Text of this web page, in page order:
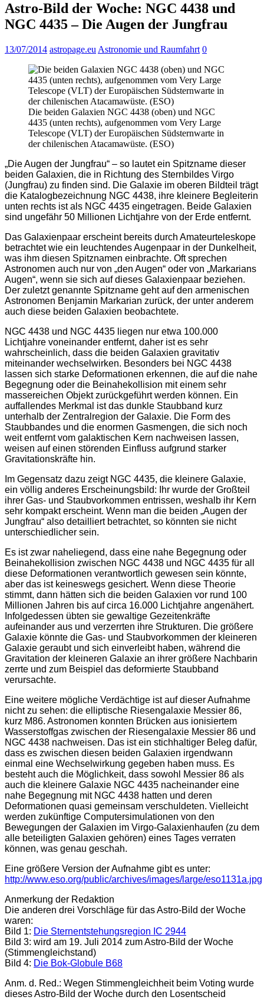
Astro-Bild der Woche: NGC 4438 und
NGC 4435 – Die Augen der Jungfrau
13/07/2014 astropage.eu Astronomie und Raumfahrt 0
Die beiden Galaxien NGC 4438 (oben) und NGC
4435 (unten rechts), aufgenommen vom Very Large
Telescope (VLT) der Europäischen Südsternwarte in
der chilenischen Atacamawüste. (ESO)
„Die Augen der Jungfrau“ – so lautet ein Spitzname dieser
beiden Galaxien, die in Richtung des Sternbildes Virgo
(Jungfrau) zu finden sind. Die Galaxie im oberen Bildteil trägt
die Katalogbezeichnung NGC 4438, ihre kleinere Begleiterin
unten rechts ist als NGC 4435 eingetragen. Beide Galaxien
sind ungefähr 50 Millionen Lichtjahre von der Erde entfernt.
Das Galaxienpaar erscheint bereits durch Amateurteleskope
betrachtet wie ein leuchtendes Augenpaar in der Dunkelheit,
was ihm diesen Spitznamen einbrachte. Oft sprechen
Astronomen auch nur von „den Augen“ oder von „Markarians
Augen“, wenn sie sich auf dieses Galaxienpaar beziehen.
Der zuletzt genannte Spitzname geht auf den armenischen
Astronomen Benjamin Markarian zurück, der unter anderem
auch diese beiden Galaxien beobachtete.
NGC 4438 und NGC 4435 liegen nur etwa 100.000
Lichtjahre voneinander entfernt, daher ist es sehr
wahrscheinlich, dass die beiden Galaxien gravitativ
miteinander wechselwirken. Besonders bei NGC 4438
lassen sich starke Deformationen erkennen, die auf die nahe
Begegnung oder die Beinahekollision mit einem sehr
massereichen Objekt zurückgeführt werden können. Ein
auffallendes Merkmal ist das dunkle Staubband kurz
unterhalb der Zentralregion der Galaxie. Die Form des
Staubbandes und die enormen Gasmengen, die sich noch
weit entfernt vom galaktischen Kern nachweisen lassen,
weisen auf einen störenden Einfluss aufgrund starker
Gravitationskräfte hin.
Im Gegensatz dazu zeigt NGC 4435, die kleinere Galaxie,
ein völlig anderes Erscheinungsbild: Ihr wurde der Großteil
ihrer Gas- und Staubvorkommen entrissen, weshalb ihr Kern
sehr kompakt erscheint. Wenn man die beiden „Augen der
Jungfrau“ also detailliert betrachtet, so könnten sie nicht
unterschiedlicher sein.
Es ist zwar naheliegend, dass eine nahe Begegnung oder
Beinahekollision zwischen NGC 4438 und NGC 4435 für all
diese Deformationen verantwortlich gewesen sein könnte,
aber das ist keineswegs gesichert. Wenn diese Theorie
stimmt, dann hätten sich die beiden Galaxien vor rund 100
Millionen Jahren bis auf circa 16.000 Lichtjahre angenähert.
Infolgedessen übten sie gewaltige Gezeitenkräfte
aufeinander aus und verzerrten ihre Strukturen. Die größere
Galaxie könnte die Gas- und Staubvorkommen der kleineren
Galaxie geraubt und sich einverleibt haben, während die
Gravitation der kleineren Galaxie an ihrer größere Nachbarin
zerrte und zum Beispiel das deformierte Staubband
verursachte.
Eine weitere mögliche Verdächtige ist auf dieser Aufnahme
nicht zu sehen: die elliptische Riesengalaxie Messier 86,
kurz M86. Astronomen konnten Brücken aus ionisiertem
Wasserstoffgas zwischen der Riesengalaxie Messier 86 und
NGC 4438 nachweisen. Das ist ein stichhaltiger Beleg dafür,
dass es zwischen diesen beiden Galaxien irgendwann
einmal eine Wechselwirkung gegeben haben muss. Es
besteht auch die Möglichkeit, dass sowohl Messier 86 als
auch die kleinere Galaxie NGC 4435 nacheinander eine
nahe Begegnung mit NGC 4438 hatten und deren
Deformationen quasi gemeinsam verschuldeten. Vielleicht
werden zukünftige Computersimulationen von den
Bewegungen der Galaxien im Virgo-Galaxienhaufen (zu dem
alle beteiligten Galaxien gehören) eines Tages verraten
können, was genau geschah.
Eine größere Version der Aufnahme gibt es unter:
http://www.eso.org/public/archives/images/large/eso1131a.jpg
Anmerkung der Redaktion
Die anderen drei Vorschläge für das Astro-Bild der Woche
waren:
Bild 1: Die Sternentstehungsregion IC 2944
Bild 3: wird am 19. Juli 2014 zum Astro-Bild der Woche
(Stimmengleichstand)
Bild 4: Die Bok-Globule B68
Anm. d. Red.: Wegen Stimmengleichheit beim Voting wurde
dieses Astro-Bild der Woche durch den Losentscheid